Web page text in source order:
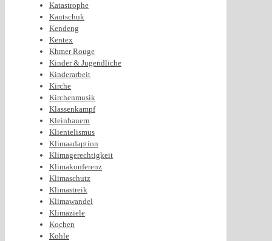
Katastrophe
Kautschuk
Kendeng
Kentex
Khmer Rouge
Kinder & Jugendliche
Kinderarbeit
Kirche
Kirchenmusik
Klassenkampf
Kleinbauern
Klientelismus
Klimaadaption
Klimagerechtigkeit
Klimakonferenz
Klimaschutz
Klimastreik
Klimawandel
Klimaziele
Kochen
Kohle